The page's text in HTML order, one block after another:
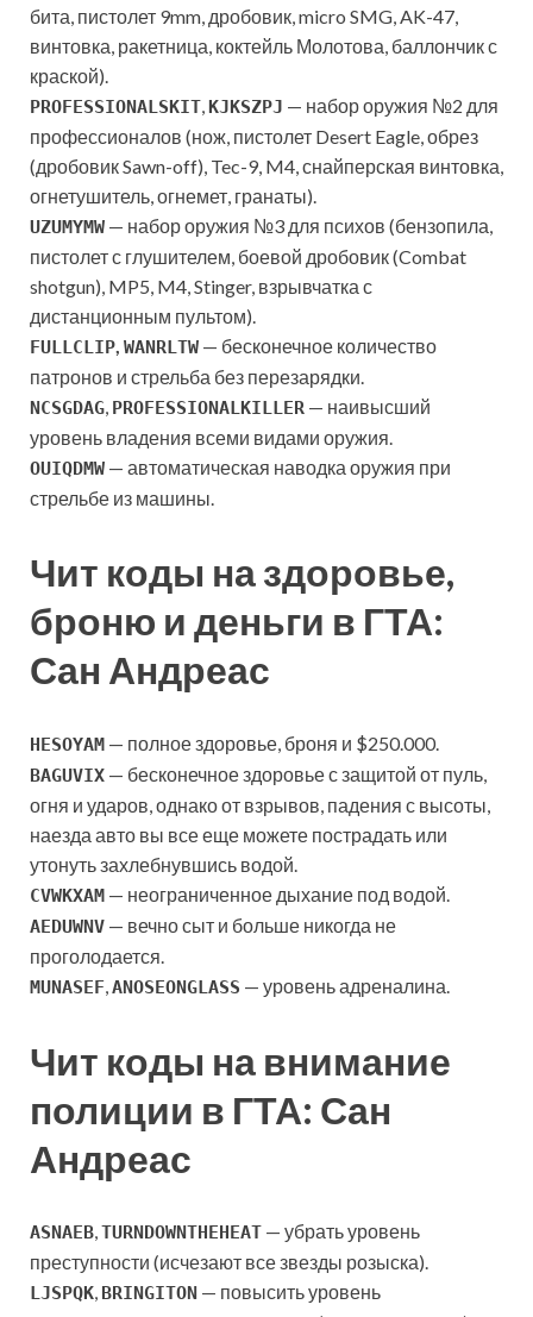
бита, пистолет 9mm, дробовик, micro SMG, AK-47,
винтовка, ракетница, коктейль Молотова, баллончик с
краской).
PROFESSIONALSKIT,KJKSZPJ — набор оружия №2 для
профессионалов (нож, пистолет Desert Eagle, обрез
(дробовик Sawn-off), Tec-9, M4, снайперская винтовка,
огнетушитель, огнемет, гранаты).
UZUMYMW — набор оружия №3 для психов (бензопила,
пистолет с глушителем, боевой дробовик (Combat
shotgun), MP5, M4, Stinger, взрывчатка с
дистанционным пультом).
FULLCLIP, WANRLTW — бесконечное количество
патронов и стрельба без перезарядки.
NCSGDAG, PROFESSIONALKILLER — наивысший
уровень владения всеми видами оружия.
OUIQDMW — автоматическая наводка оружия при
стрельбе из машины.
Чит коды на здоровье,
броню и деньги в ГТА:
Сан Андреас
HESOYAM — полное здоровье, броня и $250.000.
BAGUVIX — бесконечное здоровье с защитой от пуль,
огня и ударов, однако от взрывов, падения с высоты,
наезда авто вы все еще можете пострадать или
утонуть захлебнувшись водой.
CVWKXAM — неограниченное дыхание под водой.
AEDUWNV — вечно сыт и больше никогда не
проголодается.
MUNASEF ANOSEONGLASS — уровень адреналина.
Чит коды на внимание
полиции в ГТА: Сан
Андреас
ASNAEB,TURNDOWNTHEHEAT — убрать уровень
преступности (исчезают все звезды розыска).
LJSPQK, BRINGITON — повысить уровень